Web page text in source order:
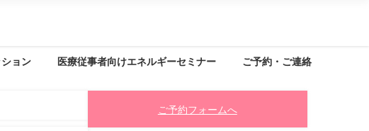
ョン 医療従事者向けエネルギーセミナー ご予約・ご連絡
ご予約フォームへ